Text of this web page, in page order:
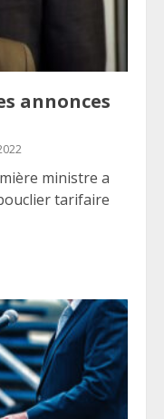
annonces
ministre a
tarifaire